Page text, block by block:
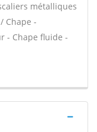
métalliques
Chape -
- Chape fluide -